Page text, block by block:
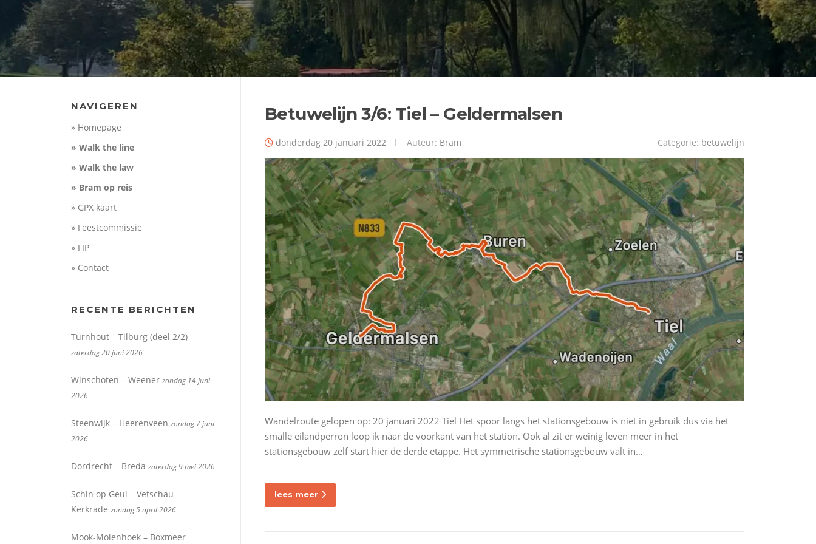
Betuwelijn 3/6: Tiel – Geldermalsen
donderdag 20 januari 2022 Auteur: Bram Categorie: betuwelijn
Wandelroute gelopen op: 20 januari 2022 Tiel Het spoor langs het stationsgebouw is niet in gebruik dus via het
smalle eilandperron loop ik naar de voorkant van het station. Ook al zit er weinig leven meer in het
stationsgebouw zelf start hier de derde etappe. Het symmetrische stationsgebouw valt in…
lees meer
NAVIGEREN
» Homepage
» Walk the line
» Walk the law
» Bram op reis
» GPX kaart
» Feestcommissie
» FIP
» Contact
RECENTE BERICHTEN
Turnhout – Tilburg (deel 2/2)
zaterdag 20 juni 2026
Winschoten – Weener zondag 14 juni
2026
Steenwijk – Heerenveen zondag 7 juni
2026
Dordrecht – Breda zaterdag 9 mei 2026
Schin op Geul – Vetschau –
Kerkrade zondag 5 april 2026
Mook-Molenhoek – Boxmeer